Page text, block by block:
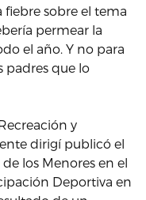
sobre el tema
permear la
el año. Y no para
padres que lo
y
dirigí publicó el
los Menores en el
Deportiva en